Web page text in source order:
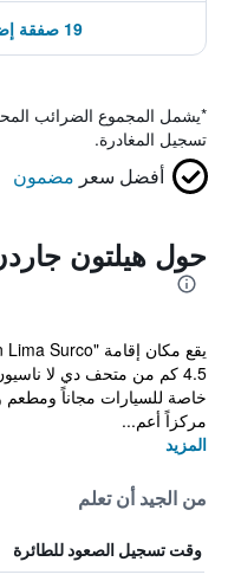
19 صفقة إضافية ابتداءً من 412 ﷼
*يشمل المجموع الضرائب
تسجيل المغادرة.
أفضل سعر مضمون
حول هيلتون
4.5 كم من متحف دي لا
مركزاً أعم...
المزيد
من الجيد أن تعلم
وقت تسجيل الصعود للطائرة